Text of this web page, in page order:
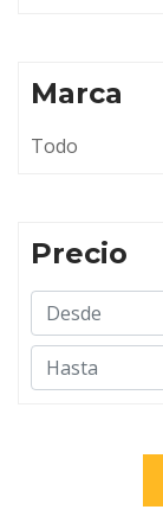
Marca
Todo
Precio